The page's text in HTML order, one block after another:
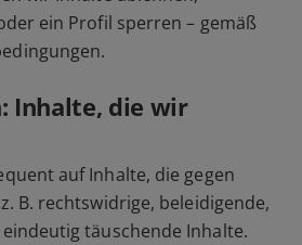
ein Profil sperren – gemäß
Inhalte, die wir
auf Inhalte, die gegen
B. rechtswidrige, beleidigende,
täuschende Inhalte.